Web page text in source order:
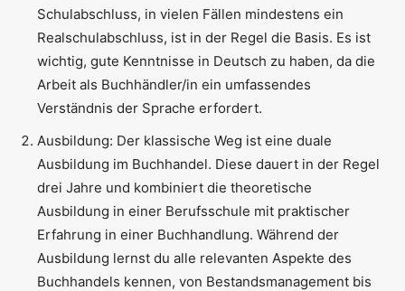
Schulabschluss, in vielen Fällen mindestens ein
Realschulabschluss, ist in der Regel die Basis. Es ist
wichtig, gute Kenntnisse in Deutsch zu haben, da die
Arbeit als Buchhändler/in ein umfassendes
Verständnis der Sprache erfordert.
Ausbildung: Der klassische Weg ist eine duale
Ausbildung im Buchhandel. Diese dauert in der Regel
drei Jahre und kombiniert die theoretische
Ausbildung in einer Berufsschule mit praktischer
Erfahrung in einer Buchhandlung. Während der
Ausbildung lernst du alle relevanten Aspekte des
Buchhandels kennen, von Bestandsmanagement bis